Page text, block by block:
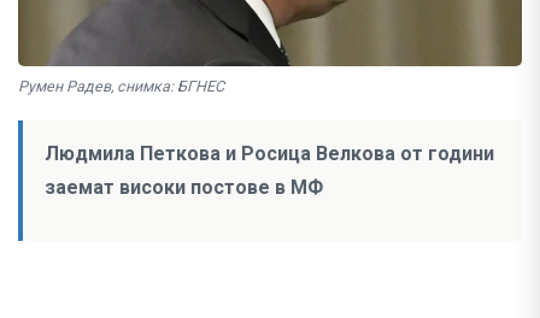
Румен Радев, снимка: БГНЕС
Людмила Петкова и Росица Велкова от години
заемат високи постове в МФ